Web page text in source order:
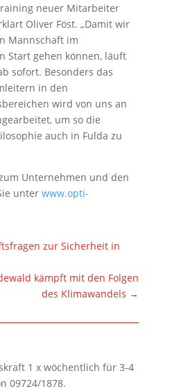
neuer Mitarbeiter
Oliver Föst. „Damit wir
Mannschaft im
Start gehen können, läuft
sofort. Besonders das
in den
wird von uns an
um so die
auch in Fulda zu
Unternehmen und den
unter www.opti-
zur Sicherheit in
kämpft mit den Folgen
des Klimawandels →
1 x wöchentlich für 3-4
09724/1878.